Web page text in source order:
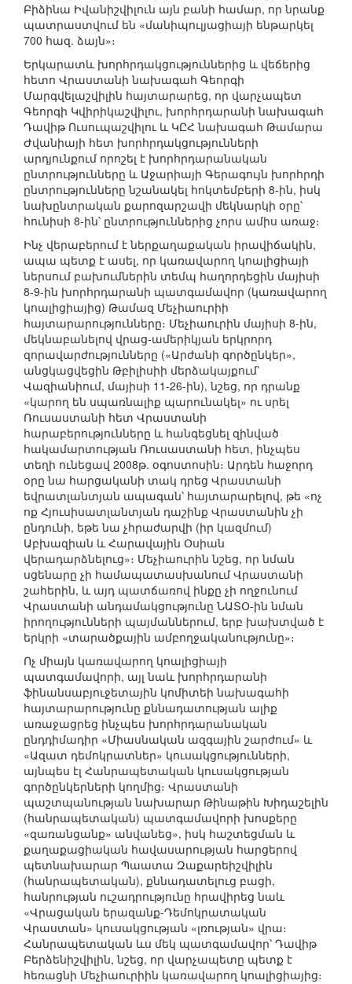
Բիձինա Իվանիշվիլուն այն բանի համար, որ նրանք
պատրաստվում են «մանիպուլյացիայի ենթարկել
700 հազ. ձայն»։
Երկարատև խորհրդակցություններից և վեճերից
հետո Վրաստանի նախագահ Գեորգի
Մարգվելաշվիլին հայտարարեց, որ վարչապետ
Գեորգի Կվիրիկաշվիլու, խորհրդարանի նախագահ
Դավիթ Ուսուպաշվիլու և ԿԸՀ նախագահ Թամարա
Ժվանիայի հետ խորհրդակցությունների
արդյունքում որոշել է խորհրդարանական
ընտրությունները և Աջարիայի Գերագույն խորհրդի
ընտրությունները նշանակել հոկտեմբերի 8-ին, իսկ
նախընտրական քարոզարշավի մեկնարկի օրը՝
հունիսի 8-ին՝ ընտրություններից չորս ամիս առաջ։
Ինչ վերաբերում է ներքաղաքական իրավիճակին,
ապա պետք է ասել, որ կառավարող կոալիցիայի
ներսում բախումներին տեմպ հաղորդեցին մայիսի
8-9-ին խորհրդարանի պատգամավոր (կառավարող
կոալիցիայից) Թամազ Մեչիաուրիի
հայտարարությունները։ Մեչիաուրին մայիսի 8-ին,
մեկնաբանելով վրաց-ամերիկյան երկրորդ
զորավարժությունները («Արժանի գործընկեր»,
անցկացվեցին Թբիլիսիի մերձակայքում՝
Վազիանիում, մայիսի 11-26-ին), նշեց, որ դրանք
«կարող են սպառնալիք պարունակել» ու սրել
Ռուսաստանի հետ Վրաստանի
հարաբերությունները և հանգեցնել զինված
հակամարտության Ռուսաստանի հետ, ինչպես
տեղի ունեցավ 2008թ. օգոստոսին։ Արդեն հաջորդ
օրը նա հարցականի տակ դրեց Վրաստանի
եվրատլանտյան ապագան՝ հայտարարելով, թե «ոչ
ոք Հյուսիսատլանտյան դաշինք Վրաստանին չի
ընդունի, եթե նա չհրաժարվի (իր կազմում)
Աբխազիան և Հարավային Օսիան
վերադարձնելուց»։ Մեչիաուրին նշեց, որ նման
սցենարը չի համապատասխանում Վրաստանի
շահերին, և այդ պատճառով ինքը չի ողջունում
Վրաստանի անդամակցությունը ՆԱՏՕ-ին նման
իրողությունների պայմաններում, երբ խախտված է
երկրի «տարածքային ամբողջականությունը»։
Ոչ միայն կառավարող կոալիցիայի
պատգամավորի, այլ նաև խորհրդարանի
ֆինանսաբյուջետային կոմիտեի նախագահի
հայտարարությունը քննադատության ալիք
առաջացրեց ինչպես խորհրդարանական
ընդդիմադիր «Միասնական ազգային շարժում» և
«Ազատ դեմոկրատներ» կուսակցությունների,
այնպես էլ Հանրապետական կուսակցության
գործընկերների կողմից։ Վրաստանի
պաշտպանության նախարար Թինաթին Խիդաշելին
(հանրապետական) պատգամավորի խոսքերը
«զառանցանք» անվանեց», իսկ հաշտեցման և
քաղաքացիական հավասարության հարցերով
պետնախարար Պաատա Զաքարեիշվիլին
(հանրապետական), քննադատելուց բացի,
հանրության ուշադրությունը հրավիրեց նաև
«Վրացական երազանք-Դեմոկրատական
Վրաստան» կուսակցության «լռության» վրա։
Հանրապետական ևս մեկ պատգամավոր՝ Դավիթ
Բերձենիշվիլին, նշեց, որ վարչապետը պետք է
հեռացնի Մեչիաուրիին կառավարող կոալիցիայից։